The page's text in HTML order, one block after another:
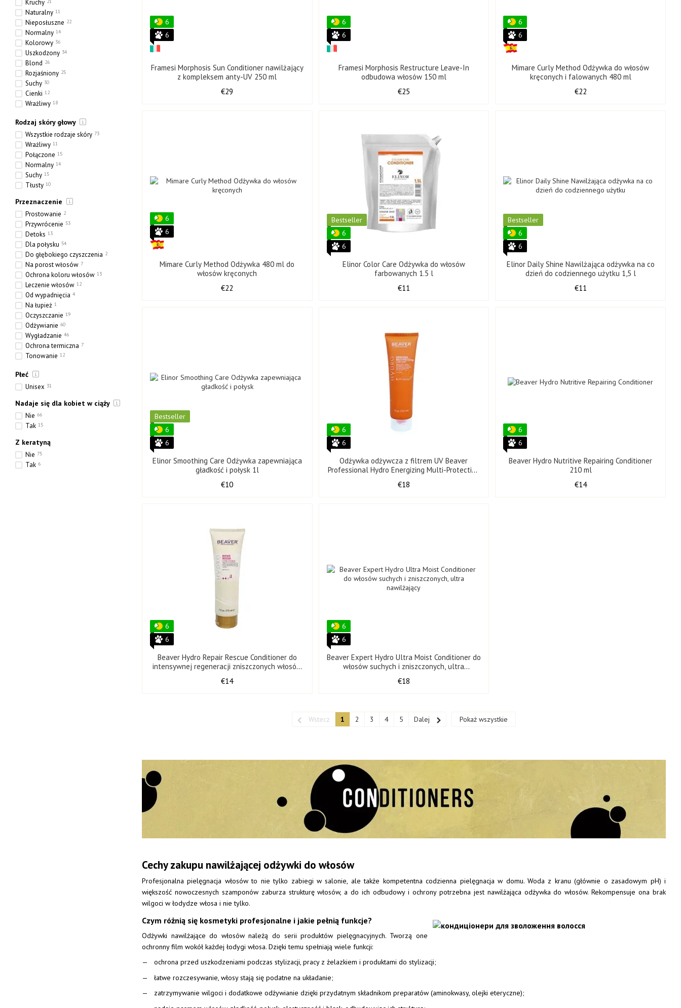
Cechy zakupu nawilżającej odżywki do włosów
Profesjonalna pielęgnacja włosów to nie tylko zabiegi w salonie, ale także kompetentna codzienna pielęgnacja w domu. Woda z kranu (głównie o zasadowym pH) i
większość nowoczesnych szamponów zaburza strukturę włosów, a do ich odbudowy i ochrony potrzebna jest nawilżająca odżywka do włosów. Rekompensuje ona brak
wilgoci w łodydze włosa i nie tylko.
Czym różnią się kosmetyki profesjonalne i jakie pełnią funkcje?
Odżywki nawilżające do włosów należą do serii produktów pielęgnacyjnych. Tworzą one
ochronny film wokół każdej łodygi włosa. Dzięki temu spełniają wiele funkcji:
ochrona przed uszkodzeniami podczas stylizacji, pracy z żelazkiem i produktami do stylizacji;
łatwe rozczesywanie, włosy stają się podatne na układanie;
zatrzymywanie wilgoci i dodatkowe odżywianie dzięki przydatnym składnikom preparatów (aminokwasy, olejki eteryczne);
6
6
Framesi Morphosis Sun Conditioner nawilżający
z kompleksem anty-UV 250 ml
€29
6
6
Framesi Morphosis Restructure Leave-In
odbudowa włosów 150 ml
€25
6
6
Mimare Curly Method Odżywka do włosów
kręconych i falowanych 480 ml
€22
6
6
Mimare Curly Method Odżywka 480 ml do
włosów kręconych
€22
Bestseller
6
6
Elinor Color Care Odżywka do włosów
farbowanych 1.5 l
€11
Bestseller
6
6
Elinor Daily Shine Nawilżająca odżywka na co
dzień do codziennego użytku 1,5 l
€11
Bestseller
6
6
Elinor Smoothing Care Odżywka zapewniająca
gładkość i połysk 1l
€10
6
6
Odżywka odżywcza z filtrem UV Beaver
Professional Hydro Energizing Multi-Protection
€18
6
6
Beaver Hydro Nutritive Repairing Conditioner
210 ml
€14
6
6
Beaver Hydro Repair Rescue Conditioner do
intensywnej regeneracji zniszczonych włosów
€14
6
6
Beaver Expert Hydro Ultra Moist Conditioner do
włosów suchych i zniszczonych, ultra
€18
Wstecz 1 2 3 4 5 Dalej Pokaż wszystkie
970 ml
750 ml 3
237 ml 0
5000 ml 1
275 ml 1
24 x 300 ml 2
4000 ml
Kruchy
Naturalny 11
Nieposłuszne 22
Normalny 14
Kolorowy 36
Uszkodzony 34
Blond 26
Rozjaśniony 25
Suchy 30
Cienki 12
Wrażliwy 18
Gruby 7
Porowaty 24
Rodzaj skóry głowy
Wszystkie rodzaje skóry 73
Wrażliwy 11
Połączone 15
Normalny 14
Suchy 15
Tłusty 10
Przeznaczenie
Prostowanie 2
Przywrócenie 53
Detoks 13
Dla połysku 54
Do głębokiego czyszczenia 2
Na porost włosów 7
Ochrona koloru włosów 13
Leczenie włosów 12
Od wypadnięcia 4
Na łupież 1
Oczyszczanie 19
Odżywianie 60
Wygładzanie 46
Ochrona termiczna 7
Tonowanie 12
Wzmocnienie
Uszczelnienie
Płeć
Unisex 31
Nadaje się dla kobiet w ciąży
Nie 66
Tak 15
Z keratyną
Nie 75
Tak 6